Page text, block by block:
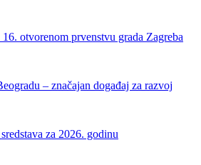
otvorenom prvenstvu grada Zagreba
– značajan događaj za razvoj
za 2026. godinu